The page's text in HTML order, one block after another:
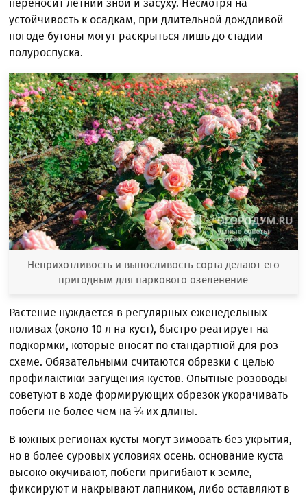
переносит летний зной и засуху. Несмотря на
устойчивость к осадкам, при длительной дождливой
погоде бутоны могут раскрыться лишь до стадии
полуроспуска.
Неприхотливость и выносливость сорта делают его
пригодным для паркового озеленение
Растение нуждается в регулярных еженедельных
поливах (около 10 л на куст), быстро реагирует на
подкормки, которые вносят по стандартной для роз
схеме. Обязательными считаются обрезки с целью
профилактики загущения кустов. Опытные розоводы
советуют в ходе формирующих обрезок укорачивать
побеги не более чем на ¼ их длины.
В южных регионах кусты могут зимовать без укрытия,
но в более суровых условиях осень. основание куста
высоко окучивают, побеги пригибают к земле,
фиксируют и накрывают лапником, либо оставляют в